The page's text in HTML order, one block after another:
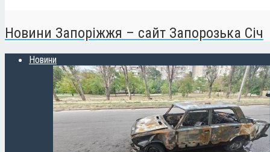
Новини Запоріжжя – сайт Запорозька Січ
Новини